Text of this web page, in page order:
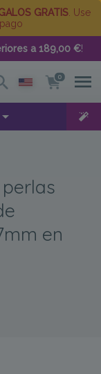
GRATIS . Use
a 189,00 €!
0
en